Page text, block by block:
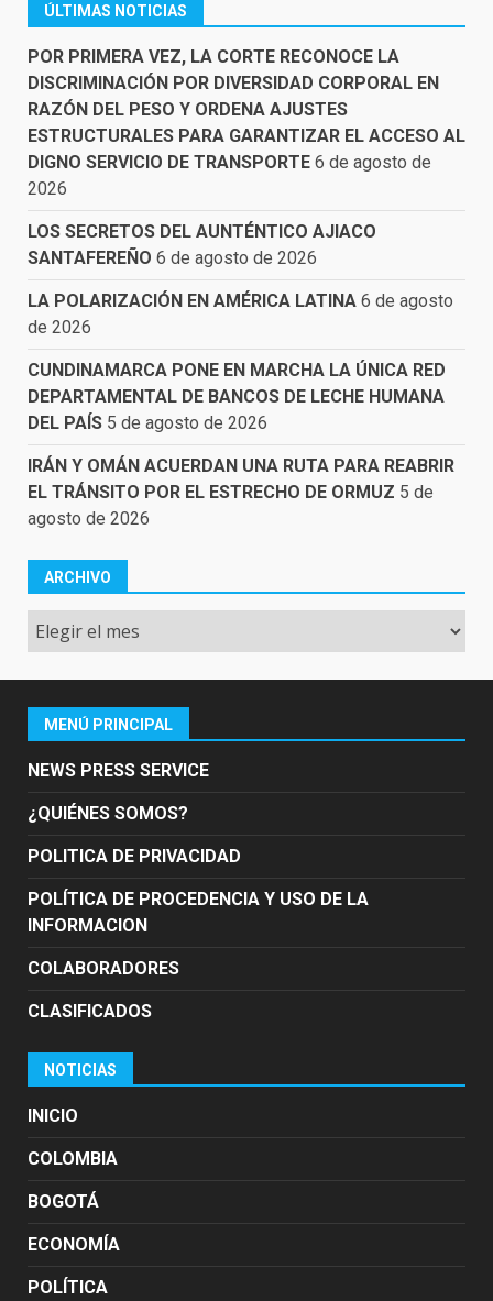
ÚLTIMAS NOTICIAS
POR PRIMERA VEZ, LA CORTE RECONOCE LA
DISCRIMINACIÓN POR DIVERSIDAD CORPORAL EN
RAZÓN DEL PESO Y ORDENA AJUSTES
ESTRUCTURALES PARA GARANTIZAR EL ACCESO AL
DIGNO SERVICIO DE TRANSPORTE 6 de agosto de
2026
LOS SECRETOS DEL AUNTÉNTICO AJIACO
SANTAFEREÑO 6 de agosto de 2026
LA POLARIZACIÓN EN AMÉRICA LATINA 6 de agosto
de 2026
CUNDINAMARCA PONE EN MARCHA LA ÚNICA RED
DEPARTAMENTAL DE BANCOS DE LECHE HUMANA
DEL PAÍS 5 de agosto de 2026
IRÁN Y OMÁN ACUERDAN UNA RUTA PARA REABRIR
EL TRÁNSITO POR EL ESTRECHO DE ORMUZ 5 de
agosto de 2026
ARCHIVO
Archivo
MENÚ PRINCIPAL
NEWS PRESS SERVICE
¿QUIÉNES SOMOS?
POLITICA DE PRIVACIDAD
POLÍTICA DE PROCEDENCIA Y USO DE LA
INFORMACION
COLABORADORES
CLASIFICADOS
NOTICIAS
INICIO
COLOMBIA
BOGOTÁ
ECONOMÍA
POLÍTICA